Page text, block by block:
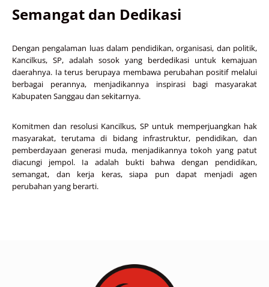
Semangat dan Dedikasi
Dengan pengalaman luas dalam pendidikan, organisasi, dan politik,
Kancilkus, SP, adalah sosok yang berdedikasi untuk kemajuan
daerahnya. Ia terus berupaya membawa perubahan positif melalui
berbagai perannya, menjadikannya inspirasi bagi masyarakat
Kabupaten Sanggau dan sekitarnya.
Komitmen dan resolusi Kancilkus, SP untuk memperjuangkan hak
masyarakat, terutama di bidang infrastruktur, pendidikan, dan
pemberdayaan generasi muda, menjadikannya tokoh yang patut
diacungi jempol. Ia adalah bukti bahwa dengan pendidikan,
semangat, dan kerja keras, siapa pun dapat menjadi agen
perubahan yang berarti.